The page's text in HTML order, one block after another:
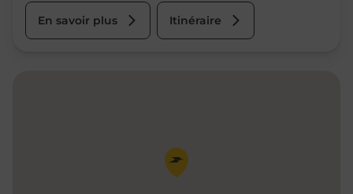
En savoir plus Itinéraire
Pin de la carte